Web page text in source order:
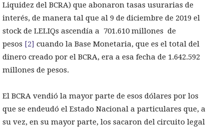
Liquidez del BCRA) que abonaron tasas usurarias de
interés, de manera tal que al 9 de diciembre de 2019 el
stock de LELIQs ascendía a 701.610 millones de
pesos [2] cuando la Base Monetaria, que es el total del
dinero creado por el BCRA, era a esa fecha de 1.642.592
millones de pesos.
El BCRA vendió la mayor parte de esos dólares por los
que se endeudó el Estado Nacional a particulares que, a
su vez, en su mayor parte, los sacaron del circuito legal